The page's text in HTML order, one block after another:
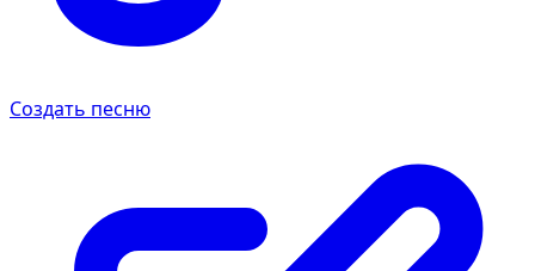
Создать песню